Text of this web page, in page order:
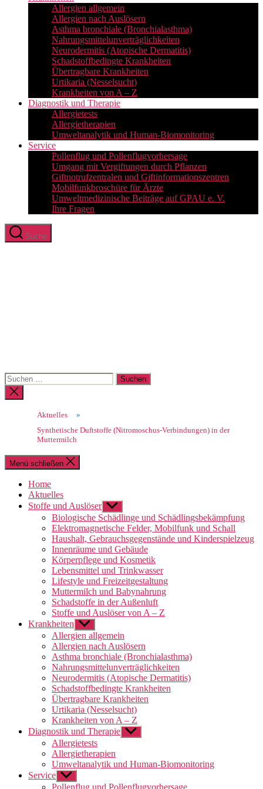
Allergien allgemein
Allergien nach Auslösern
Asthma bronchiale (Bronchialasthma)
Nahrungsmittelunverträglichkeiten
Neurodermitis (Atopische Dermatitis)
Schadstoffbedingte Krankheiten
Übertragbare Krankheiten
Urtikaria (Nesselsucht)
Krankheiten von A – Z
Diagnostik und Therapie
Allergietests
Allergietherapien
Umweltanalytik und Human-Biomonitoring
Service
Pollenflug und Pollenflugvorhersage
Umgang mit Vergiftungen durch Pflanzen
Giftnotrufzentralen und Giftinformationszentren
Mobilfunkbroschüre für Ärzte
Umweltmedizinische Beiträge auf GPAU e. V.
Ihre Fragen
Suche
Suchen
nach:
Suche
schließen
Aktuelles
»
Synthetische Duftstoffe (Nitromoschus-Verbindungen) in der
Muttermilch
Menü schließen
Home
Aktuelles
Stoffe und Auslöser Untermenü
anzeigen
Biologische Schädlinge und Schädlingsbekämpfung
Elektromagnetische Felder, Mobilfunk und Schall
Haushalt, Gebrauchsgegenstände und Kinderspielzeug
Innenräume und Gebäude
Körperpflege und Kosmetik
Lebensmittel und Trinkwasser
Lifestyle und Freizeitgestaltung
Muttermilch und Babynahrung
Schadstoffe in der Außenluft
Stoffe und Auslöser von A – Z
Krankheiten Untermenü
anzeigen
Allergien allgemein
Allergien nach Auslösern
Asthma bronchiale (Bronchialasthma)
Nahrungsmittelunverträglichkeiten
Neurodermitis (Atopische Dermatitis)
Schadstoffbedingte Krankheiten
Übertragbare Krankheiten
Urtikaria (Nesselsucht)
Krankheiten von A – Z
Diagnostik und Therapie Untermenü
anzeigen
Allergietests
Allergietherapien
Umweltanalytik und Human-Biomonitoring
Service Untermenü
anzeigen
Pollenflug und Pollenflugvorhersage